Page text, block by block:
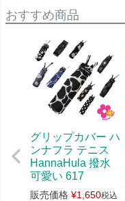
おすすめ商品
グリップカバー ハ
ンナフラ テニス
HannaHula 撥水
可愛い 617
販売価格 ¥1,650税込